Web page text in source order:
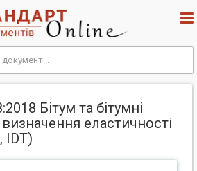
Бітум та бітумні
еластичності
IDT)